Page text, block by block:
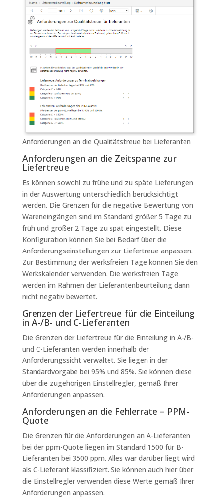
Anforderungen an die Qualitätstreue bei Lieferanten
Anforderungen an die Zeitspanne zur
Liefertreue
Es können sowohl zu frühe und zu späte Lieferungen
in der Auswertung unterschiedlich berücksichtigt
werden. Die Grenzen für die negative Bewertung von
Wareneingängen sind im Standard größer 5 Tage zu
früh und größer 2 Tage zu spät eingestellt. Diese
Konfiguration können Sie bei Bedarf über die
Anforderungseinstellungen zur Liefertreue anpassen.
Zur Bestimmung der werksfreien Tage können Sie den
Werkskalender verwenden. Die werksfreien Tage
werden im Rahmen der Lieferantenbeurteilung dann
nicht negativ bewertet.
Grenzen der Liefertreue für die Einteilung
in A-/B- und C-Lieferanten
Die Grenzen der Liefertreue für die Einteilung in A-/B-
und C-Lieferanten werden innerhalb der
Anforderungssicht verwaltet. Sie liegen in der
Standardvorgabe bei 95% und 85%. Sie können diese
über die zugehörigen Einstellregler, gemäß Ihrer
Anforderungen anpassen.
Anforderungen an die Fehlerrate – PPM-
Quote
Die Grenzen für die Anforderungen an A-Lieferanten
bei der ppm-Quote liegen im Standard 1500 für B-
Lieferanten bei 3500 ppm. Alles war darüber liegt wird
als C-Lieferant klassifiziert. Sie können auch hier über
die Einstellregler verwenden diese Werte gemäß Ihrer
Anforderungen anpassen.